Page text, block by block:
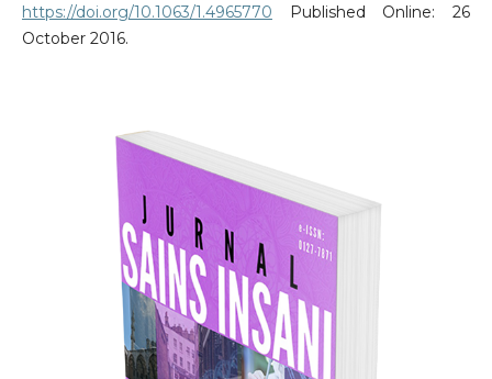
https://doi.org/10.1063/1.4965770 Published Online: 26
October 2016.